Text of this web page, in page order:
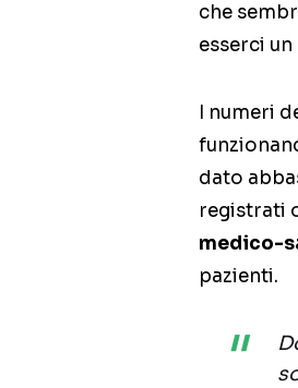
che
esserci
I numeri
dato
registrati
medico-
pazienti.